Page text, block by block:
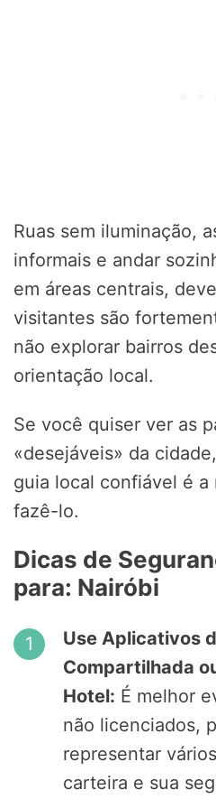
Ruas sem iluminação,
informais e andar
em áreas centrais,
visitantes são
não explorar bairros
orientação local.
Se você quiser ver as
«desejáveis» da
guia local confiável é a
fazê-lo.
Dicas de
para: Nairóbi
Use Aplicativos
Compartilhada
Hotel: É melhor
não licenciados,
representar
carteira e sua